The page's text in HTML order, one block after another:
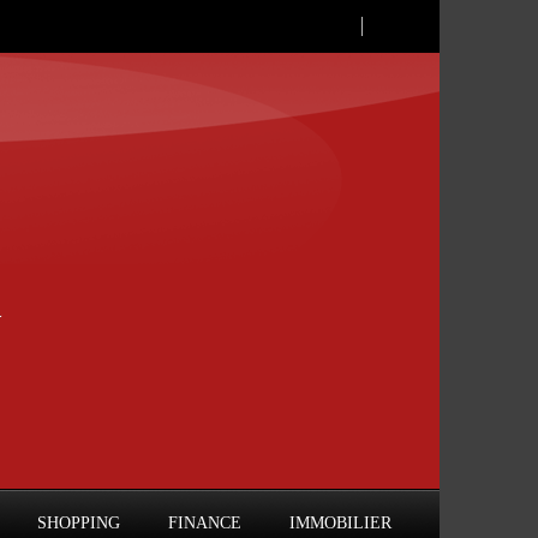
SHOPPING FINANCE IMMOBILIER